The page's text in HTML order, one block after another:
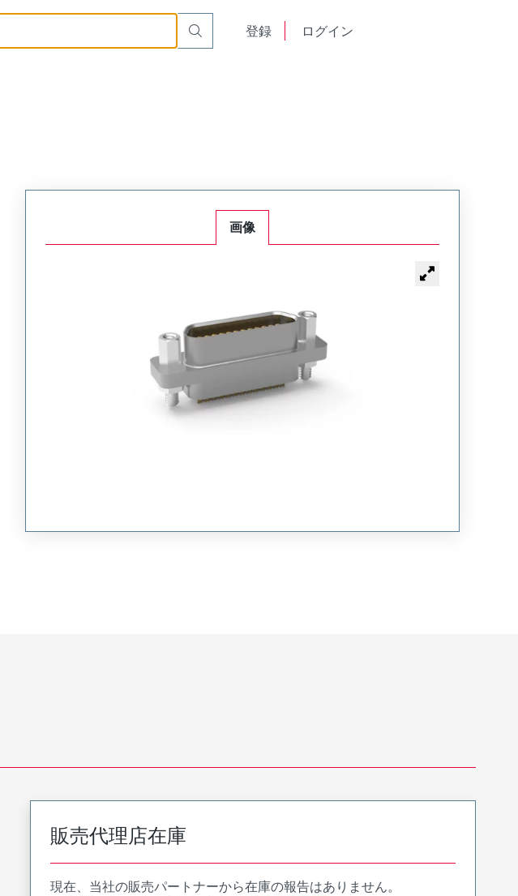
登録 ログイン
MM-323-051-261-005A-900
画像
販売代理店在庫
現在、当社の販売パートナーから在庫の報告はありません。